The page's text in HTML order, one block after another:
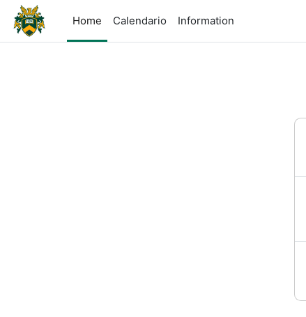
Vai al contenuto principale
Home
Calendario Information